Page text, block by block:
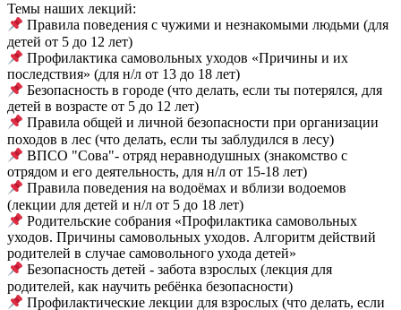
Темы наших лекций:
Правила поведения с чужими и незнакомыми людьми (для
детей от 5 до 12 лет)
Профилактика самовольных уходов «Причины и их
последствия» (для н/л от 13 до 18 лет)
Безопасность в городе (что делать, если ты потерялся, для
детей в возрасте от 5 до 12 лет)
Правила общей и личной безопасности при организации
походов в лес (что делать, если ты заблудился в лесу)
ВПСО "Сова"- отряд неравнодушных (знакомство с
отрядом и его деятельность, для н/л от 15-18 лет)
Правила поведения на водоёмах и вблизи водоемов
(лекции для детей и н/л от 5 до 18 лет)
Родительские собрания «Профилактика самовольных
уходов. Причины самовольных уходов. Алгоритм действий
родителей в случае самовольного ухода детей»
Безопасность детей - забота взрослых (лекция для
родителей, как научить ребёнка безопасности)
Профилактические лекции для взрослых (что делать, если